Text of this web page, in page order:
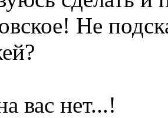
Не
вас нет...!